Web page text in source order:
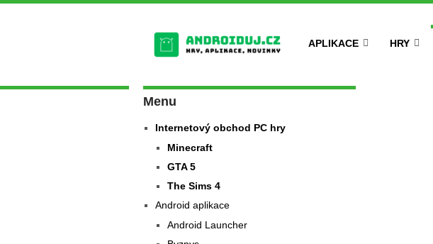
APLIKACE HRY
Menu
Internetový obchod PC hry
Minecraft
GTA 5
The Sims 4
Android aplikace
Android Launcher